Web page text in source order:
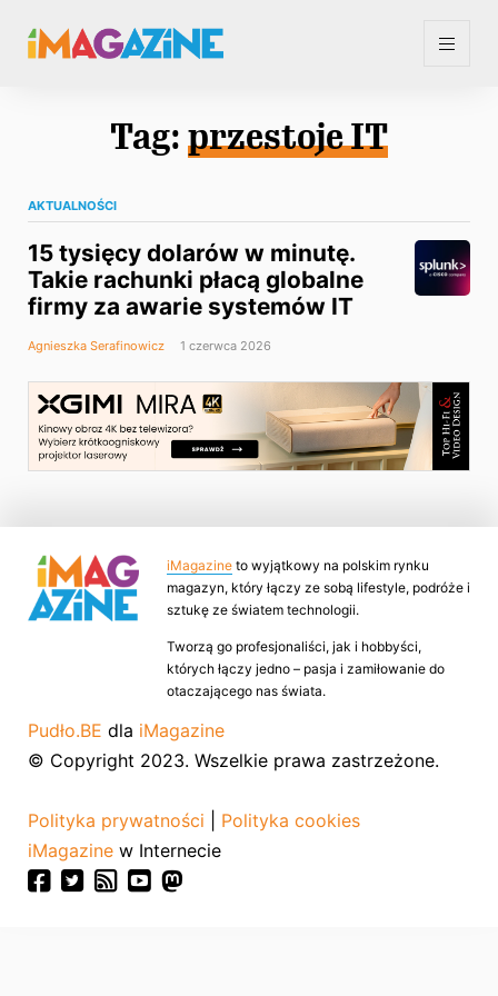
Tag: przestoje IT
AKTUALNOŚCI
15 tysięcy dolarów w minutę.
Takie rachunki płacą globalne
firmy za awarie systemów IT
Agnieszka Serafinowicz 1 czerwca 2026
iMagazine to wyjątkowy na polskim rynku
magazyn, który łączy ze sobą lifestyle, podróże i
sztukę ze światem technologii.
Tworzą go profesjonaliści, jak i hobbyści,
których łączy jedno – pasja i zamiłowanie do
otaczającego nas świata.
Pudło.BE dla iMagazine
© Copyright 2023. Wszelkie prawa zastrzeżone.
Polityka prywatności
Polityka cookies
iMagazine w Internecie